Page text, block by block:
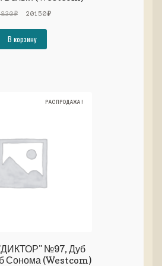
₽
Первоначальная
21830₽.
20150₽Текущая
В корзину
№97, Дуб
Сонома (Westcom)
РАСПРОДАЖА!